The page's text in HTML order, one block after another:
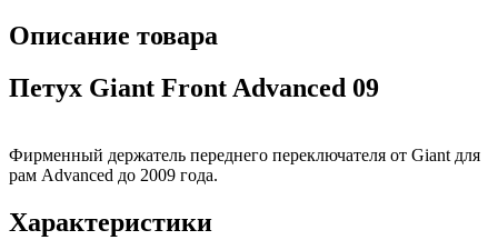
Описание товара
Петух Giant Front Advanced 09
Фирменный держатель переднего переключателя от Giant для
рам Advanced до 2009 года.
Характеристики